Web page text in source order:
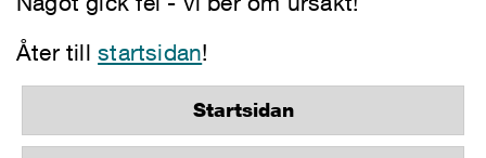
Åter tillstartsidan!
Startsidan